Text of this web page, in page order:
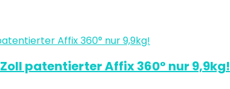
Zoll patentierter Affix 360° nur 9,9kg!